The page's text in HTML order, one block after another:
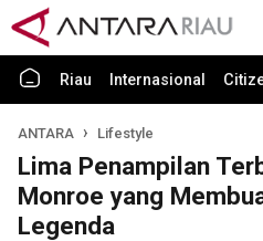
Riau Internasional
ANTARA Lifestyle
Lima Penampilan
Monroe yang
Legenda